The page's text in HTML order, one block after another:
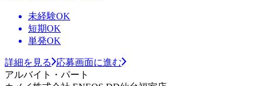
未経験OK
短期OK
単発OK
詳細を見る
応募画面に進む
アルバイト・パート